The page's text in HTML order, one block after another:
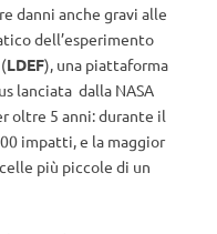
danni anche gravi alle
dell’esperimento
(LDEF), una piattaforma
lanciata dalla NASA
oltre 5 anni: durante il
impatti, e la maggior
più piccole di un